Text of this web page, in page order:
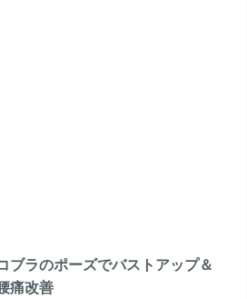
ブラのポーズでバストアップ＆
痛改善